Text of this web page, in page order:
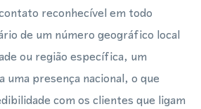
reconhecível em todo
de um número geográfico local
ou região específica, um
uma presença nacional, o que
com os clientes que ligam